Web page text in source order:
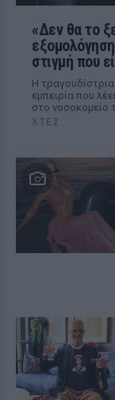
«Δεν θα το
στιγμή που
Η
εμπειρία που
στο νοσοκομείο
ΧΤΕΣ